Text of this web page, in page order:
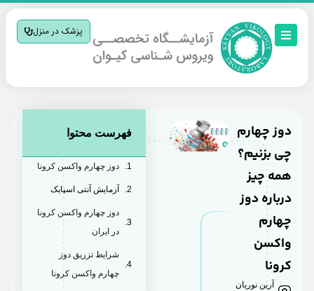
پزشک در منزل
دوز چهارم
چی بزنیم؟
همه چیز
درباره دوز
چهارم
واکسن
کرونا
آرین نوریان
فهرست محتوا
دوز چهارم واکسن کرونا
آزمایش آنتی اسپایک
دوز چهارم واکسن کرونا
در ایران
شرایط تزریق دوز
چهارم واکسن کرونا